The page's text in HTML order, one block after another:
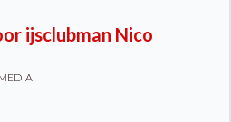
ijsclubman Nico